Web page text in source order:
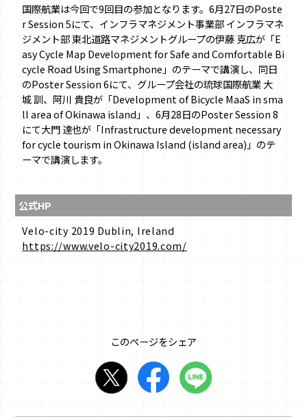
国際航業は今回で9回目の参加となります。6月27日のPoste
r Session 5にて、インフラマネジメント事業部 インフラマネ
ジメント部 東北道路マネジメントグループの伊藤 克広が「E
asy Cycle Map Development for Safe and Comfortable Bi
cycle Road Using Smartphone」のテーマで講演し、同日
のPoster Session 6にて、グループ会社の琉球国際航業 ⼤
城 訓、阿川 貴良が「Development of Bicycle MaaS in sma
ll area of Okinawa island」、6⽉28⽇のPoster Session 8
にて大門 達也が「Infrastructure development necessary
for cycle tourism in Okinawa Island (island area)」のテ
ーマで講演します。
公式HP
Velo-city 2019 Dublin, Ireland
https://www.velo-city2019.com/
このページをシェア